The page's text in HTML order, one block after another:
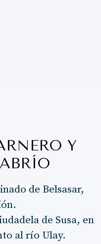
Y
de Belsasar,
de Susa, en
al río Ulay.